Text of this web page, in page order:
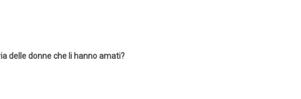
delle donne che li hanno amati?